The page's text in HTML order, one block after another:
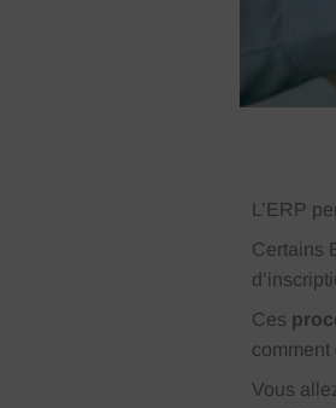
L’ERP
Certains
Ces
comment
Vous